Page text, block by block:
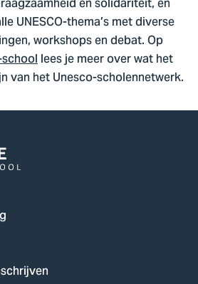
UNESCO-thema’s met diverse
workshops en debat. Op
lees je meer over wat het
van het Unesco-scholennetwerk.